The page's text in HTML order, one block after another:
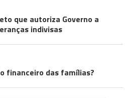
que autoriza Governo a
indivisas
financeiro das famílias?